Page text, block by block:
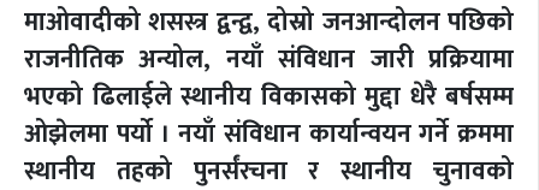
माओवादीको शसस्त्र द्वन्द्व, दोस्रो जनआन्दोलन पछिको
राजनीतिक अन्योल, नयाँ संविधान जारी प्रक्रियामा
भएको ढिलाईले स्थानीय विकासको मुद्दा धेरै बर्षसम्म
ओझेलमा पर्यो । नयाँ संविधान कार्यान्वयन गर्ने क्रममा
स्थानीय तहको पुनर्संरचना र स्थानीय चुनावको